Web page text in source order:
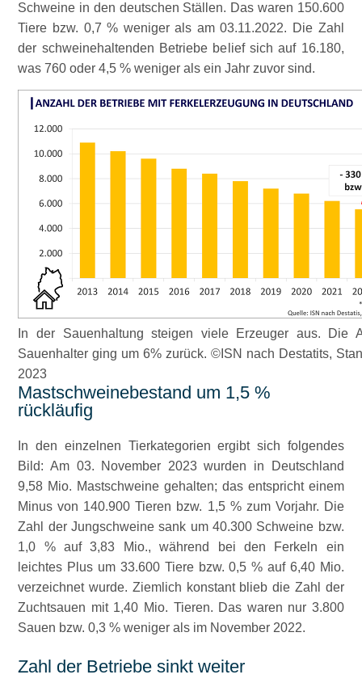
Schweine in den deutschen Ställen. Das waren 150.600
Tiere bzw. 0,7 % weniger als am 03.11.2022. Die Zahl
der schweinehaltenden Betriebe belief sich auf 16.180,
was 760 oder 4,5 % weniger als ein Jahr zuvor sind.
In der Sauenhaltung steigen viele Erzeuger aus. Die
Sauenhalter ging um 6% zurück. ©ISN nach Destatits,
2023
Mastschweinebestand um 1,5 %
rückläufig
In den einzelnen Tierkategorien ergibt sich folgendes
Bild: Am 03. November 2023 wurden in Deutschland
9,58 Mio. Mastschweine gehalten; das entspricht einem
Minus von 140.900 Tieren bzw. 1,5 % zum Vorjahr. Die
Zahl der Jungschweine sank um 40.300 Schweine bzw.
1,0 % auf 3,83 Mio., während bei den Ferkeln ein
leichtes Plus um 33.600 Tiere bzw. 0,5 % auf 6,40 Mio.
verzeichnet wurde. Ziemlich konstant blieb die Zahl der
Zuchtsauen mit 1,40 Mio. Tieren. Das waren nur 3.800
Sauen bzw. 0,3 % weniger als im November 2022.
Zahl der Betriebe sinkt weiter